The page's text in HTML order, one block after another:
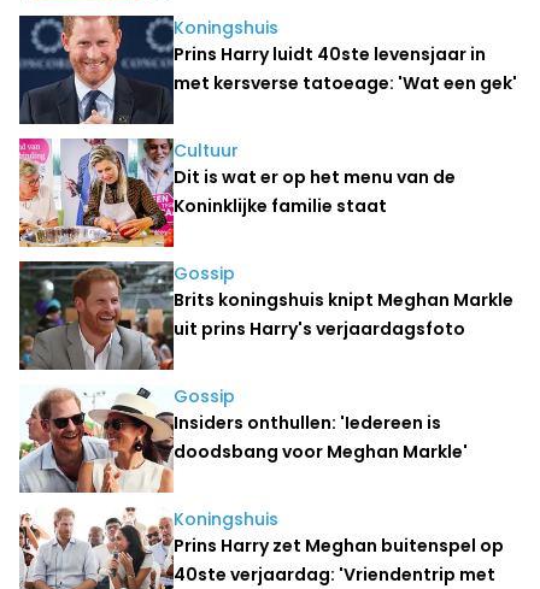
Koningshuis
Prins Harry luidt 40ste levensjaar in
met kersverse tatoeage: 'Wat een gek'
Cultuur
Dit is wat er op het menu van de
Koninklijke familie staat
Gossip
Brits koningshuis knipt Meghan Markle
uit prins Harry's verjaardagsfoto
Gossip
Insiders onthullen: 'Iedereen is
doodsbang voor Meghan Markle'
Koningshuis
Prins Harry zet Meghan buitenspel op
40ste verjaardag: 'Vriendentrip met